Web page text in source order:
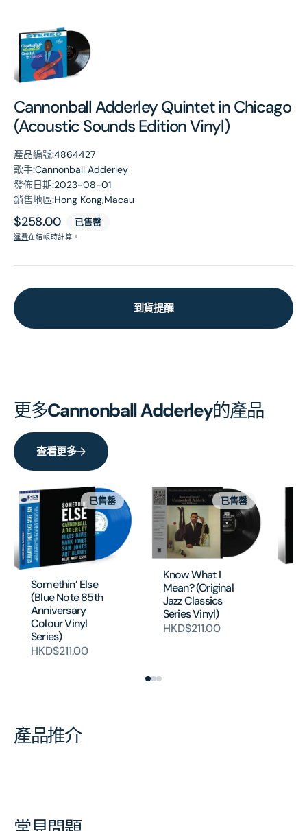
Cannonball Adderley Quintet in Chicago
(Acoustic Sounds Edition Vinyl)
產品編號:4864427
歌手:Cannonball Adderley
發佈日期:2023-08-01
銷售地區:Hong Kong,Macau
原
價
$258.00 已售罄
運費在結帳時計算。
到貨提醒
更多Cannonball Adderley的產品
查看更多
Somethin’ Else
(Blue Note 85th
Anniversary
Colour Vinyl
Series)
HKD$211.00
已售罄
Know What I
Mean? (Original
Jazz Classics
Series Vinyl)
HKD$211.00
已售罄
產品推介